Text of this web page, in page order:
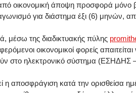
οικονομική άποψη προσφορά μόνο
για διάστημα έξι (6) μηνών,
μέσω της διαδικτυακής πύλης
οικονομικοί φορείς
στο ηλεκτρονικό σύστημα (ΕΣΗΔΗΣ
η αποσφράγιση κατά την ορισθείσα